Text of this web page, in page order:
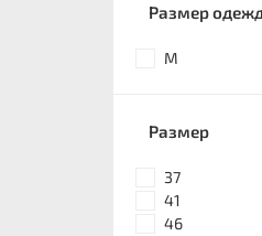
Размер
M
Размер
37
41
46